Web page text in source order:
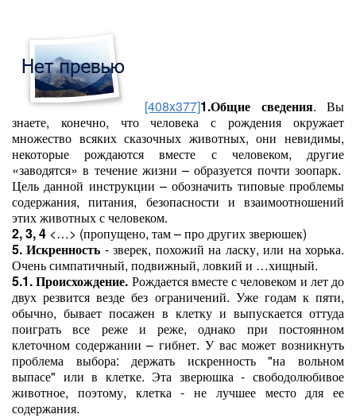
[408x377]1.Общие сведения.Вы
знаете, конечно, что человека с рождения окружает
множество всяких сказочных животных, они невидимы,
некоторые рождаются вместе с человеком, другие
«заводятся» в течение жизни – образуется почти зоопарк.
Цель данной инструкции – обозначить типовые проблемы
содержания, питания, безопасности и взаимоотношений
этих животных с человеком.
2, 3, 4 <…> (пропущено, там – про других зверюшек)
5. Искренность - зверек, похожий на ласку, или на хорька.
Очень симпатичный, подвижный, ловкий и …хищный.
5.1. Происхождение. Рождается вместе с человеком и лет до
двух резвится везде без ограничений. Уже годам к пяти,
обычно, бывает посажен в клетку и выпускается оттуда
поиграть все реже и реже, однако при постоянном
клеточном содержании – гибнет. У вас может возникнуть
проблема выбора: держать искренность "на вольном
выпасе" или в клетке. Эта зверюшка - свободолюбивое
животное, поэтому, клетка - не лучшее место для ее
содержания.